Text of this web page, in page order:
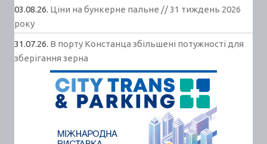
03.08.26. Ціни на бункерне пальне // 31 тиждень 2026
року
31.07.26. В порту Констанца збільшені потужності для
зберігання зерна